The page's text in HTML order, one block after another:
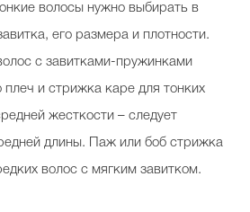
волосы нужно выбирать в
его размера и плотности.
с завитками-пружинками
плеч и стрижка каре для тонких
жесткости – следует
длины. Паж или боб стрижка
волос с мягким завитком.